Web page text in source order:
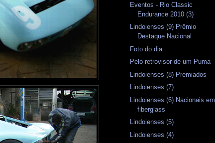
Eventos - Rio Classic
Endurance 2010 (3)
Lindoienses (9) Prêmio
Destaque Nacional
Foto do dia
Pelo retrovisor de um Puma
Lindoienses (8) Premiados
Lindoienses (7)
Lindoienses (6) Nacionais em
fiberglass
Lindoienses (5)
Lindoienses (4)